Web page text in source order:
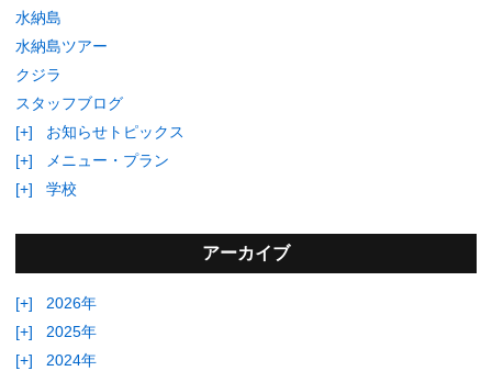
水納島
水納島ツアー
クジラ
スタッフブログ
[+]
お知らせトピックス
[+]
メニュー・プラン
[+]
学校
アーカイブ
[+]
2026年
[+]
2025年
[+]
2024年